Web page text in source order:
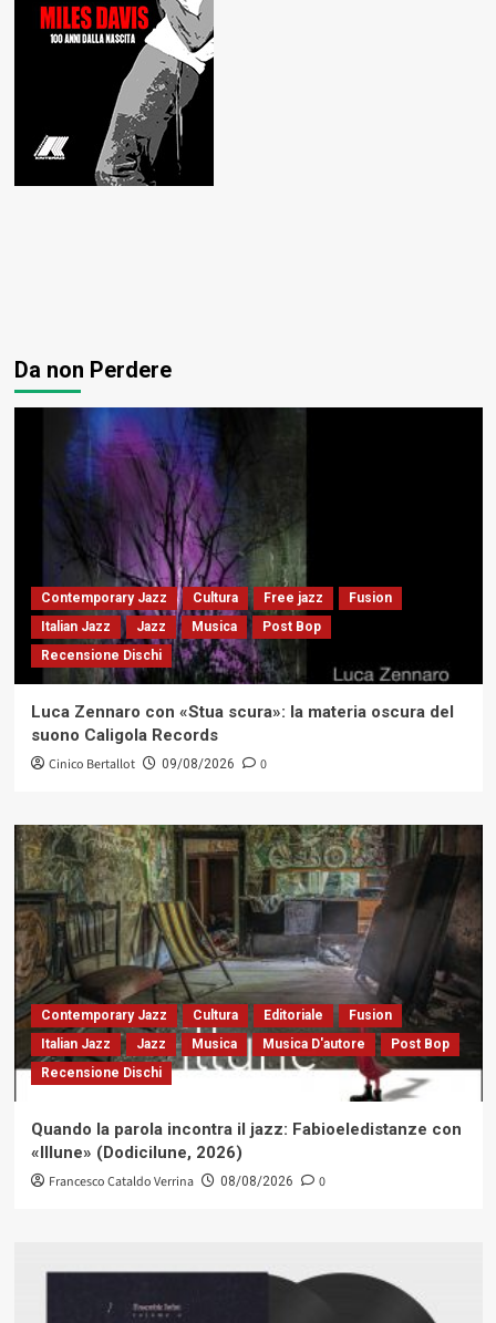
Da non Perdere
Contemporary Jazz Cultura Free jazz
Fusion
Italian Jazz
Jazz Musica
Post Bop
Recensione Dischi
Luca Zennaro con «Stua scura»: la materia oscura del
suono Caligola Records
Cinico Bertallot 09/08/2026 0
Contemporary Jazz Cultura Editoriale
Fusion
Italian Jazz
Jazz Musica Musica D'autore
Post Bop
Recensione Dischi
Quando la parola incontra il jazz: Fabioeledistanze con
«Illune» (Dodicilune, 2026)
Francesco Cataldo Verrina 08/08/2026 0